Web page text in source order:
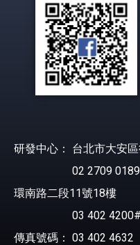
研發中心： 台北市大安
02 2709
環南路二段11號18樓
03 402 4200#205
傳真號碼： 03 402 4632